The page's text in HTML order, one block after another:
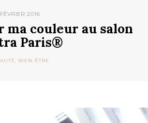
2016
ma couleur au salon
Paris®
, BIEN-ÊTRE